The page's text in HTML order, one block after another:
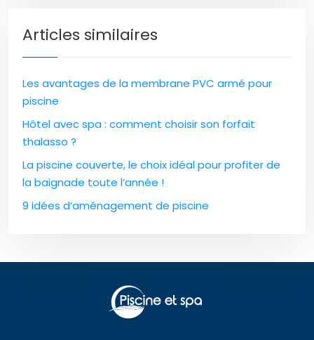
Articles similaires
Les avantages de la membrane PVC armé pour
piscine
Hôtel avec spa : comment choisir son forfait
thalasso ?
La piscine couverte, le choix idéal pour profiter de
la baignade toute l’année !
9 idées d’aménagement de piscine